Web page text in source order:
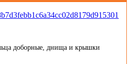
доборные, днища и крышки